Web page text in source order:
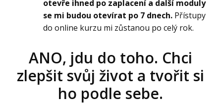
otevře ihned po zaplacení a další moduly
se mi budou otevírat po 7 dnech. Přístupy
do online kurzu mi zůstanou po celý rok.
ANO, jdu do toho. Chci
zlepšit svůj život a tvořit si
ho podle sebe.